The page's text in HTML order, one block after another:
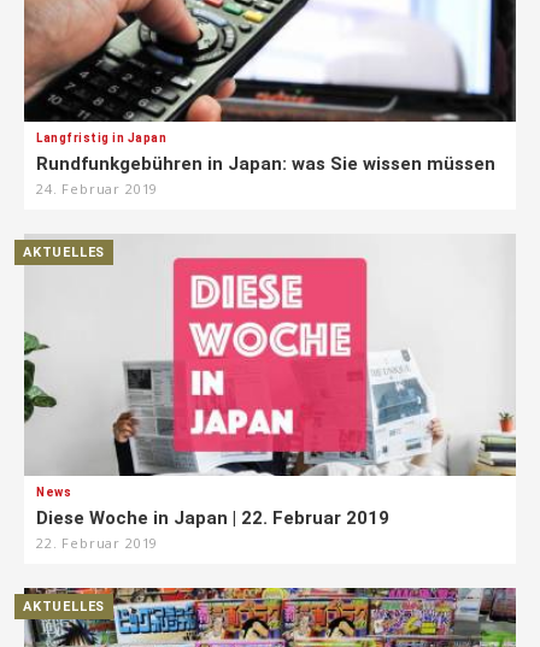
Langfristig in Japan
Rundfunkgebühren in Japan: was Sie wissen müssen
24. Februar 2019
AKTUELLES
News
Diese Woche in Japan | 22. Februar 2019
22. Februar 2019
AKTUELLES